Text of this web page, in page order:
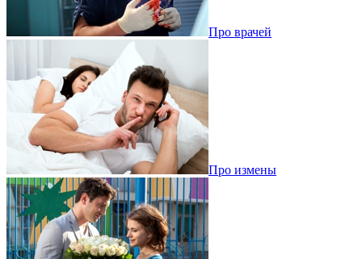
Про врачей
Про измены